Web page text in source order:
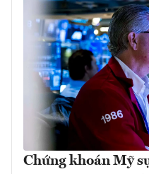
Chứng khoán Mỹ